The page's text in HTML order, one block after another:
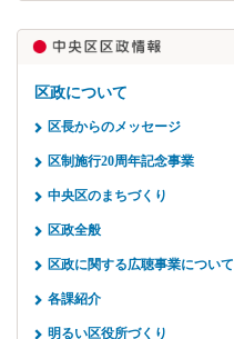
区政について
区長からのメッセージ
区制施行20周年記念事業
中央区のまちづくり
区政全般
区政に関する広聴事業について
各課紹介
明るい区役所づくり